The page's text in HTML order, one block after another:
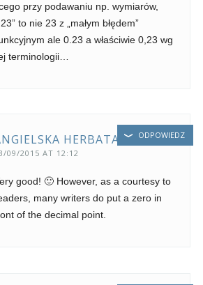
przy podawaniu np. wymiarów,
to nie 23 z „małym błędem”
ale 0.23 a właściwie 0,23 wg
terminologii…
HERBATA
09/2015 AT 12:12
good! 🙂 However, as a courtesy to
many writers do put a zero in
of the decimal point.
ODPOWIEDZ